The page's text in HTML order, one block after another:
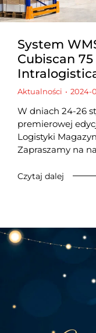
System
Cubiscan
Aktualności 2024-
W dniach 24-26
premierowej
Logistyki
Zapraszamy na
Czytaj dalej